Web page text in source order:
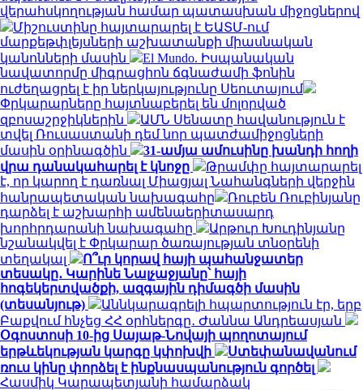
վերահսկողության համար պատասխան միջոցներով
Միշուստինը հայտարարել է ԵԱՏՄ-ում
մարքեթփլեյսների աշխատանքի միասնական
կանոնների մասին
El Mundo. Իսպանական
նավատորմը միգրացիոն ճգնաժամի ֆոնին
ուժեղացրել է իր ներկայությունը Սեուտայում
Փրկարարները հայտնաբերել են մոլորված
զբոսաշրջիկներին
ԱՄՆ Սենատը հավանություն է
տվել Ռուսաստանի դեմ նոր պատժամիջոցների
մասին օրինագծին
31-ամյա ամուսինը խանդի հողի
վրա դանակահարել է կնոջը
Թրամփը հայտարարել
է, որ կարող է դառնալ Միացյալ Նահանգների վերջին
հանրապետական ​​նախագահը
Ռուբեն Ռուբինյանը
դարձել է աշխարհի ամենաերիտասարդ
խորհրդարանի նախագահը
Արթուր Խուդինյանը
նշանակվել է Փրկարար ծառայության տնօրենի
տեղակալ
Ո՞ւր կորավ հայի պահանջատեր
տեսակը․ Կարինե Նալչաջյանը՝ հայի
հոգեկերտվածքի, ազգային դիմագծի մասին
(տեսանյութ)
Աննկարագրելի հպարտություն էր, երբ
Բաքվում հնչեց ՀՀ օրհներգը․ Ժաննա Անդրեասյան
Օգոստոսի 10-ից Սայաթ-Նովայի պողոտայում
երթևեկության կարգը կփոխվի
Ստեփանավանում
ռուս կինը փորձել է ինքնասպանություն գործել
Հասմիկ Կարապետյանի համարձակ